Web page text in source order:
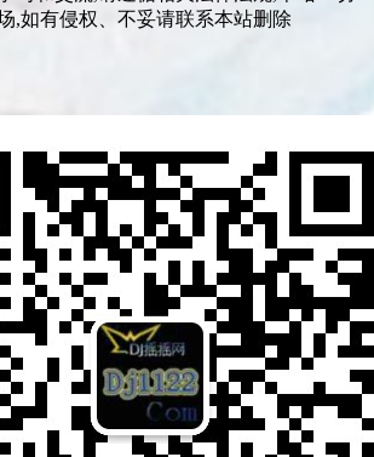
,如有侵权、不妥请联系本站删除